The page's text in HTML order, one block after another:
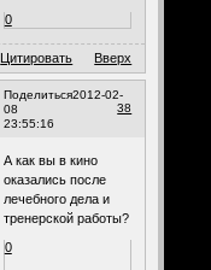
0
Цитировать Вверх
Поделиться
38
2012-02-
08
23:55:16
А как вы в кино
оказались после
лечебного дела и
тренерской работы?
0